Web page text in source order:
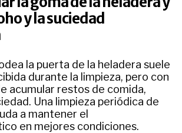
y la suciedad
la puerta de la heladera suele
durante la limpieza, pero con
acumular restos de comida,
Una limpieza periódica de
a mantener el
en mejores condiciones.